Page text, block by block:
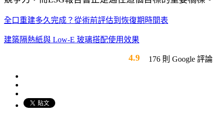
全口重建多久完成？從術前評估到恢復期時間表
建築隔熱紙與 Low-E 玻璃搭配使用效果
4.9 176 則 Google 評論